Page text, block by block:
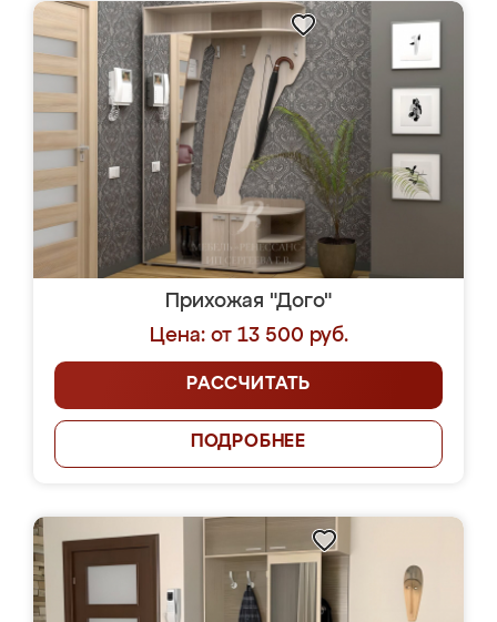
Прихожая "Дого"
Цена: от 13 500 руб.
РАССЧИТАТЬ
ПОДРОБНЕЕ